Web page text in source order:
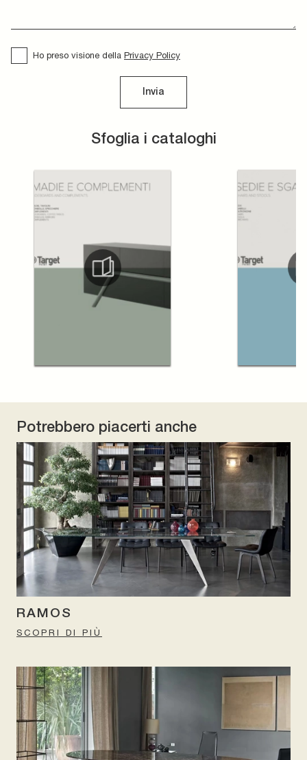
Sfoglia i cataloghi
Ho preso visione della Privacy Policy
Invia
Potrebbero piacerti anche
RAMOS
SCOPRI DI PIÙ